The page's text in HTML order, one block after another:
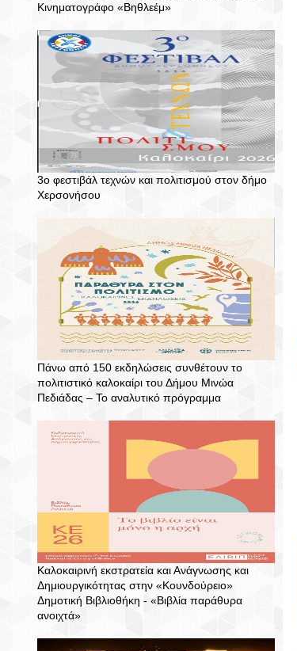
Κινηματογράφο «Βηθλεέμ»
3ο φεστιβάλ τεχνών και πολιτισμού στον δήμο
Χερσονήσου
Πάνω από 150 εκδηλώσεις συνθέτουν το
πολιτιστικό καλοκαίρι του Δήμου Μινώα
Πεδιάδας – To αναλυτικό πρόγραμμα
Καλοκαιρινή εκστρατεία και Ανάγνωσης και
Δημιουργικότητας στην «Κουνδούρειο»
Δημοτική Βιβλιοθήκη - «Βιβλία παράθυρα
ανοιχτά»